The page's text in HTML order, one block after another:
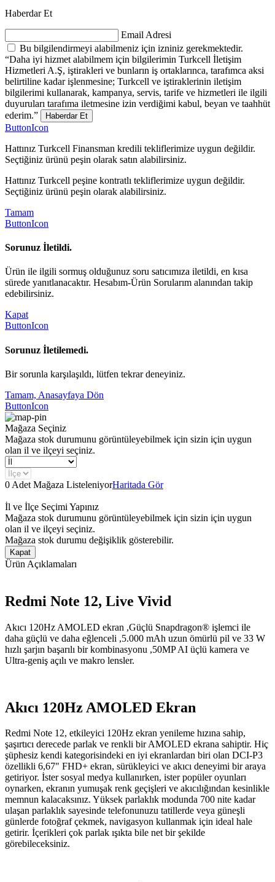
Haberdar Et
Email Adresi
Bu bilgilendirmeyi alabilmeniz için izniniz gerekmektedir.
“Daha iyi hizmet alabilmem için bilgilerimin Turkcell İletişim
Hizmetleri A.Ş, iştirakleri ve bunların iş ortaklarınca, tarafımca aksi
belirtiline kadar işlenmesine; Turkcell ve iştiraklerinin iletişim
bilgilerimi kullanarak, kampanya, servis, tarife ve hizmetleri ile ilgili
duyuruları tarafıma iletmesine izin verdiğimi kabul, beyan ve taahhüt
ederim.”
Haberdar Et
ButtonIcon
Hattınız Turkcell Finansman kredili tekliflerimize uygun değildir.
Seçtiğiniz ürünü peşin olarak satın alabilirsiniz.
Hattınız Turkcell peşine kontratlı tekliflerimize uygun değildir.
Seçtiğiniz ürünü peşin olarak alabilirsiniz.
Tamam
ButtonIcon
Sorunuz İletildi.
Ürün ile ilgili sormuş olduğunuz soru satıcımıza iletildi, en kısa
sürede yanıtlanacaktır. Hesabım-Ürün Sorularım alanından takip
edebilirsiniz.
Kapat
ButtonIcon
Sorunuz İletilemedi.
Bir sorunla karşılaşıldı, lütfen tekrar deneyiniz.
Tamam, Anasayfaya Dön
ButtonIcon
Mağaza Seçiniz
Mağaza stok durumunu görüntüleyebilmek için sizin için uygun
olan il ve ilçeyi seçiniz.
0 Adet Mağaza ListeleniyorHaritada Gör
İl ve İlçe Seçimi Yapınız
Mağaza stok durumunu görüntüleyebilmek için sizin için uygun
olan il ve ilçeyi seçiniz.
Mağaza stok durumu değişiklik gösterebilir.
Kapat
Ürün Açıklamaları
Redmi Note 12, Live Vivid
Akıcı 120Hz AMOLED ekran ,Güçlü Snapdragon® işlemci ile
daha güçlü ve daha eğlenceli ,5.000 mAh uzun ömürlü pil ve 33 W
hızlı şarjın başarılı bir kombinasyonu ,50MP AI üçlü kamera ve
Ultra-geniş açılı ve makro lensler.
Akıcı 120Hz AMOLED Ekran
Redmi Note 12, etkileyici 120Hz ekran yenileme hızına sahip,
şaşırtıcı derecede parlak ve renkli bir AMOLED ekrana sahiptir. Hiç
şüphesiz kendi kategorisindeki en iyi ekranlardan biri olan DCI-P3
özellikli 6,67" FHD+ ekran, sürükleyici ve akıcı deneyimi bir araya
getiriyor. İster sosyal medya kullanırken, ister popüler oyunları
oynarken, ekranın yumuşak renk geçişleri ve akıcılığından kesinlikle
memnun kalacaksınız. Yüksek parlaklık modunda 700 nite kadar
ulaşan parlaklık sayesinde telefonunuzu tatillerde veya güneşli
günlerde fotoğraf çekmek, navigasyon kullanmak için ideal hale
getirir. İçerikleri çok parlak ışıkta bile net bir şekilde
görebileceksiniz.